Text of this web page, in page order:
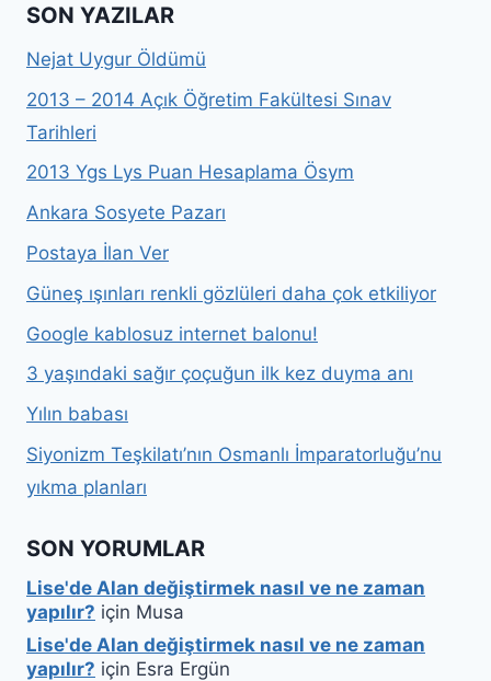
SON YAZILAR
Nejat Uygur Öldümü
2013 – 2014 Açık Öğretim Fakültesi Sınav
Tarihleri
2013 Ygs Lys Puan Hesaplama Ösym
Ankara Sosyete Pazarı
Postaya İlan Ver
Güneş ışınları renkli gözlüleri daha çok etkiliyor
Google kablosuz internet balonu!
3 yaşındaki sağır çoçuğun ilk kez duyma anı
Yılın babası
Siyonizm Teşkilatı’nın Osmanlı İmparatorluğu’nu
yıkma planları
SON YORUMLAR
Lise'de Alan değiştirmek nasıl ve ne zaman
yapılır? için Musa
Lise'de Alan değiştirmek nasıl ve ne zaman
yapılır? için Esra Ergün